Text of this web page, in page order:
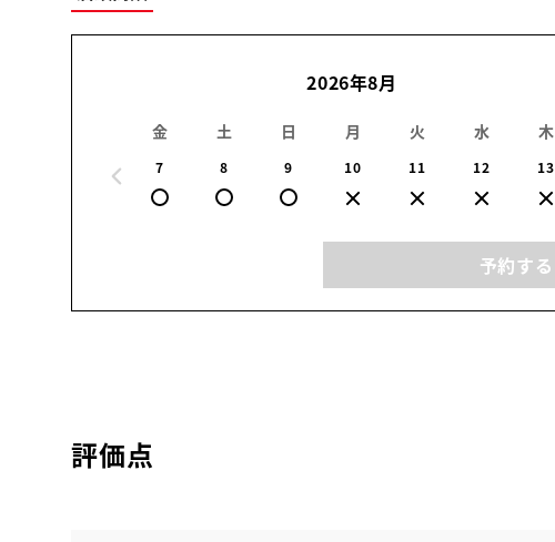
2026年8月
金
7
土
8
日
9
月
10
火
11
水
12
木
13
予約する
評価点